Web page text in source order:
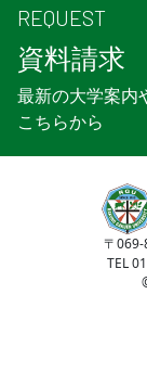
REQUEST
資料請求
最新の大学案内
こちらから
〒
TEL